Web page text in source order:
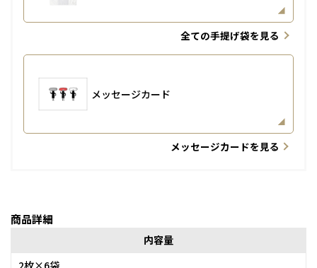
全ての手提げ袋を見る
メッセージカード
メッセージカードを見る
商品詳細
内容量